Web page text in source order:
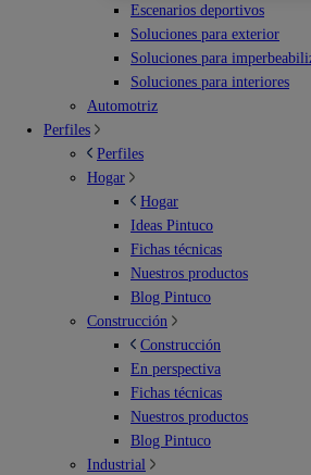
Escenarios deportivos
Soluciones para exterior
Soluciones para
Soluciones para interiores
Automotriz
Perfiles
Perfiles
Hogar
Hogar
Ideas Pintuco
Fichas técnicas
Nuestros productos
Blog Pintuco
Construcción
Construcción
En perspectiva
Fichas técnicas
Nuestros productos
Blog Pintuco
Industrial